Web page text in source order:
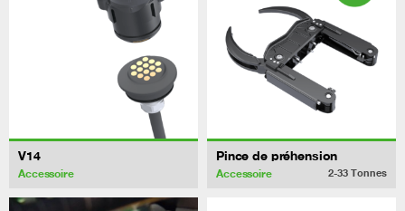
V14
Accessoire
Pince de préhension
Accessoire 2-33 Tonnes